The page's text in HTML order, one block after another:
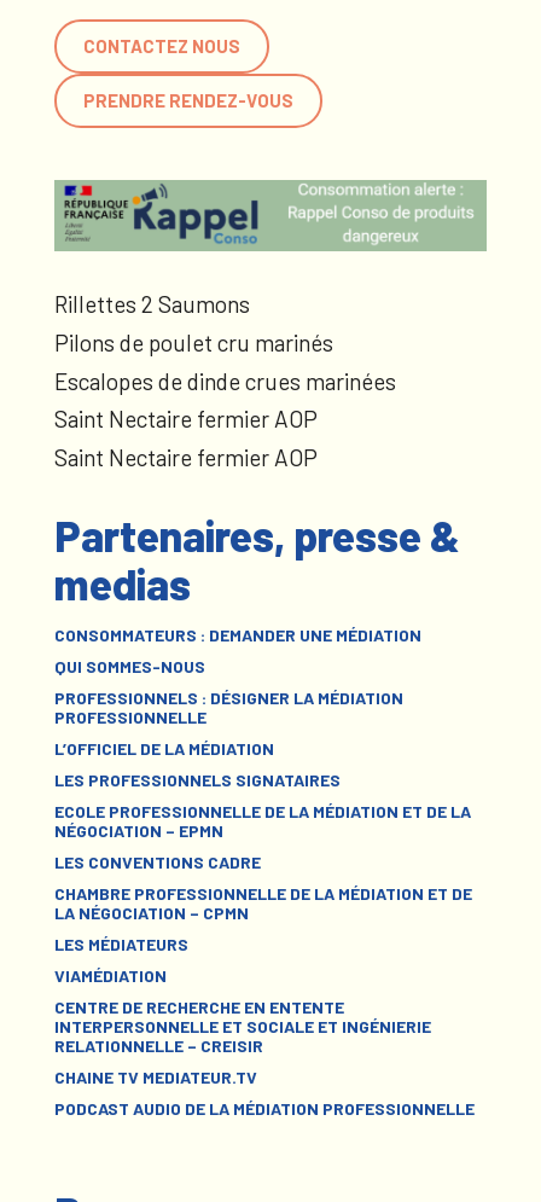
CONTACTEZ NOUS
PRENDRE RENDEZ-VOUS
Rillettes 2 Saumons
Pilons de poulet cru marinés
Escalopes de dinde crues marinées
Saint Nectaire fermier AOP
Saint Nectaire fermier AOP
Partenaires, presse &
medias
CONSOMMATEURS : DEMANDER UNE MÉDIATION
QUI SOMMES-NOUS
PROFESSIONNELS : DÉSIGNER LA MÉDIATION
PROFESSIONNELLE
L’OFFICIEL DE LA MÉDIATION
LES PROFESSIONNELS SIGNATAIRES
ECOLE PROFESSIONNELLE DE LA MÉDIATION ET DE LA
NÉGOCIATION – EPMN
LES CONVENTIONS CADRE
CHAMBRE PROFESSIONNELLE DE LA MÉDIATION ET DE
LA NÉGOCIATION – CPMN
LES MÉDIATEURS
VIAMÉDIATION
CENTRE DE RECHERCHE EN ENTENTE
INTERPERSONNELLE ET SOCIALE ET INGÉNIERIE
RELATIONNELLE – CREISIR
CHAINE TV MEDIATEUR.TV
PODCAST AUDIO DE LA MÉDIATION PROFESSIONNELLE